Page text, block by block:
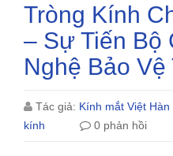
Tròng Kính
– Sự Tiến Bộ
Nghệ Bảo Vệ
Tác giả: Kính mắt Việt Hàn
kính
0 phản hồi